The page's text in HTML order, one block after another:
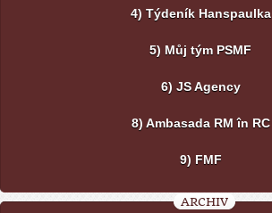
4) Týdeník Hanspaulka
5) Můj tým PSMF
6) JS Agency
8) Ambasada RM în RC
9) FMF
ARCHIV